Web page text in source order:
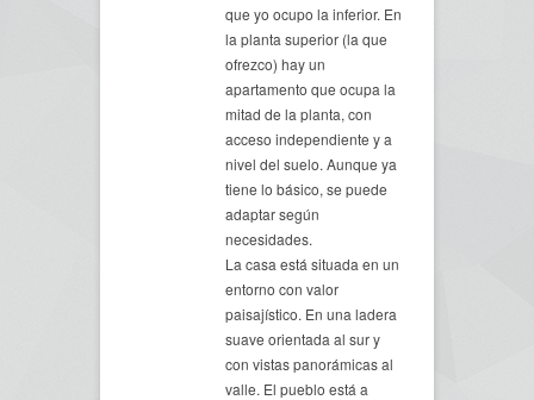
que yo ocupo la inferior. En
la planta superior (la que
ofrezco) hay un
apartamento que ocupa la
mitad de la planta, con
acceso independiente y a
nivel del suelo. Aunque ya
tiene lo básico, se puede
adaptar según
necesidades.
La casa está situada en un
entorno con valor
paisajístico. En una ladera
suave orientada al sur y
con vistas panorámicas al
valle. El pueblo está a